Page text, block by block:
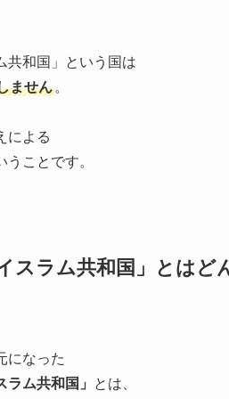
共和国」という国は
ません 。
による
ことです。
スラム共和国」とはど
になった
ラム共和国」
とは、